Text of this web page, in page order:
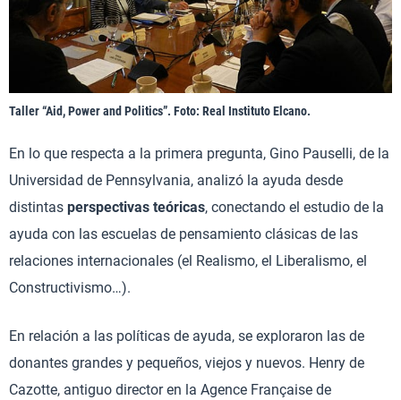
Taller “Aid, Power and Politics”. Foto: Real Instituto Elcano.
En lo que respecta a la primera pregunta, Gino Pauselli, de la
Universidad de Pennsylvania, analizó la ayuda desde
distintas perspectivas teóricas, conectando el estudio de la
ayuda con las escuelas de pensamiento clásicas de las
relaciones internacionales (el Realismo, el Liberalismo, el
Constructivismo…).
En relación a las políticas de ayuda, se exploraron las de
donantes grandes y pequeños, viejos y nuevos. Henry de
Cazotte, antiguo director en la Agence Française de